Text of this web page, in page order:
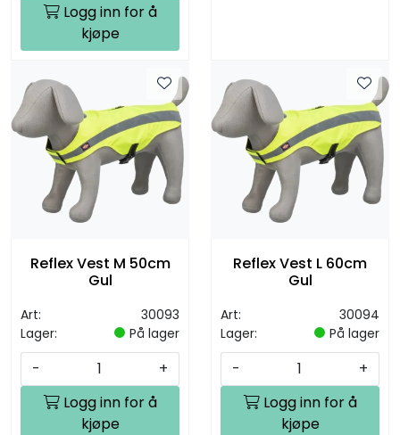
Logg inn for å
kjøpe
Reflex Vest M 50cm
Gul
Art:
30093
Lager:
På lager
-
+
Logg inn for å
kjøpe
Reflex Vest L 60cm
Gul
Art:
30094
Lager:
På lager
-
+
Logg inn for å
kjøpe